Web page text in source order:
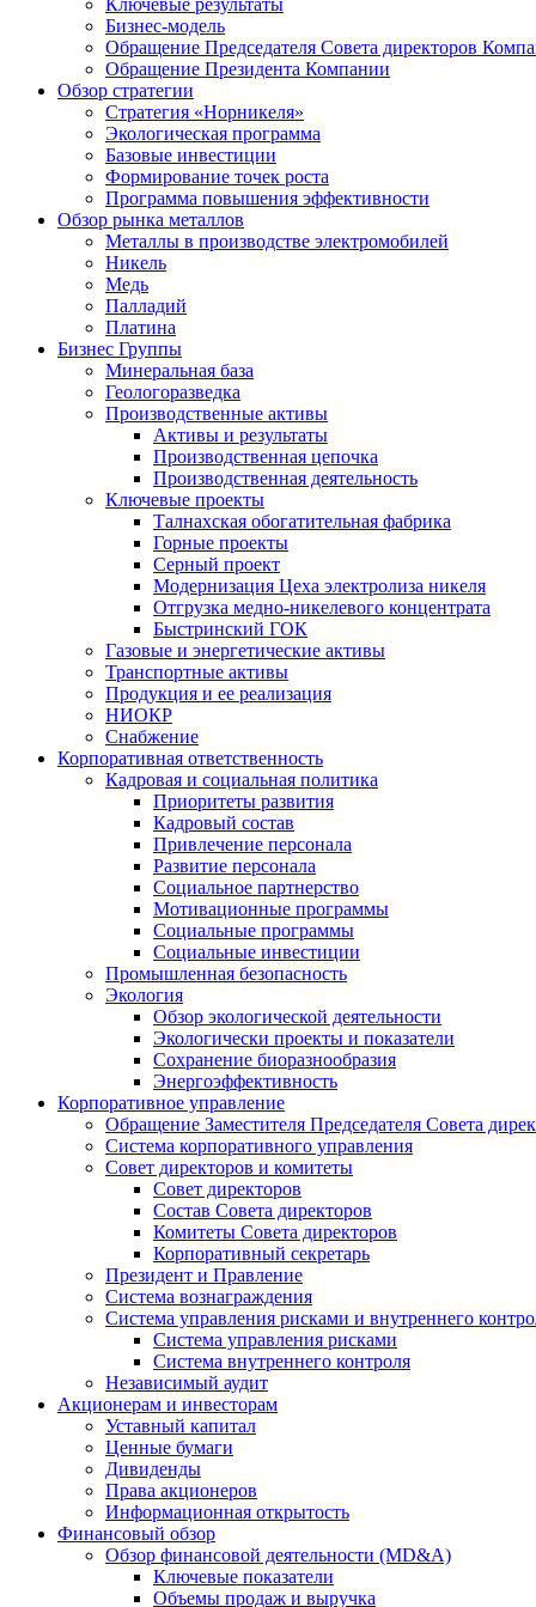
Ключевые результаты
Бизнес-модель
Обращение Председателя Совета директоров
Обращение Президента Компании
Обзор стратегии
Стратегия «Норникеля»
Экологическая программа
Базовые инвестиции
Формирование точек роста
Программа повышения эффективности
Обзор рынка металлов
Металлы в производстве электромобилей
Никель
Медь
Палладий
Платина
Бизнес Группы
Минеральная база
Геологоразведка
Производственные активы
Активы и результаты
Производственная цепочка
Производственная деятельность
Ключевые проекты
Талнахская обогатительная фабрика
Горные проекты
Серный проект
Модернизация Цеха электролиза никеля
Отгрузка медно-никелевого концентрата
Быстринский ГОК
Газовые и энергетические активы
Транспортные активы
Продукция и ее реализация
НИОКР
Снабжение
Корпоративная ответственность
Кадровая и социальная политика
Приоритеты развития
Кадровый состав
Привлечение персонала
Развитие персонала
Социальное партнерство
Мотивационные программы
Социальные программы
Социальные инвестиции
Промышленная безопасность
Экология
Обзор экологической деятельности
Экологически проекты и показатели
Сохранение биоразнообразия
Энергоэффективность
Корпоративное управление
Обращение Заместителя Председателя Совета
Система корпоративного управления
Совет директоров и комитеты
Совет директоров
Состав Совета директоров
Комитеты Совета директоров
Корпоративный секретарь
Президент и Правление
Система вознаграждения
Система управления рисками и внутреннего
Система управления рисками
Система внутреннего контроля
Независимый аудит
Акционерам и инвесторам
Уставный капитал
Ценные бумаги
Дивиденды
Права акционеров
Информационная открытость
Финансовый обзор
Обзор финансовой деятельности (MD&A)
Ключевые показатели
Объемы продаж и выручка